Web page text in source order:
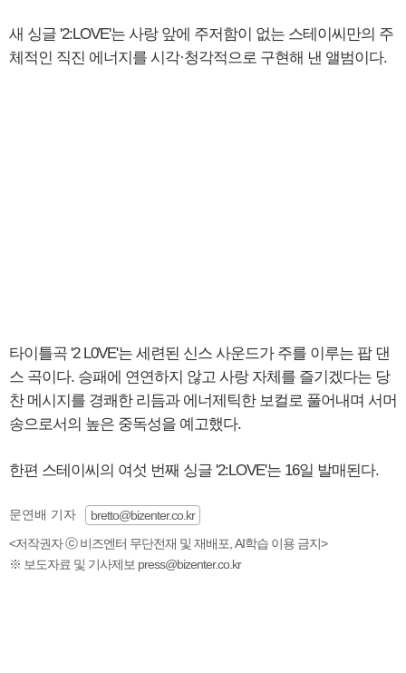
새 싱글 '2:LOVE'는 사랑 앞에 주저함이 없는 스테이씨만의 주
체적인 직진 에너지를 시각·청각적으로 구현해 낸 앨범이다.
타이틀곡 '2 L0VE'는 세련된 신스 사운드가 주를 이루는 팝 댄
스 곡이다. 승패에 연연하지 않고 사랑 자체를 즐기겠다는 당
찬 메시지를 경쾌한 리듬과 에너제틱한 보컬로 풀어내며 서머
송으로서의 높은 중독성을 예고했다.
한편 스테이씨의 여섯 번째 싱글 '2:LOVE'는 16일 발매된다.
문연배 기자
bretto@bizenter.co.kr
<저작권자 ⓒ 비즈엔터 무단전재 및 재배포, AI학습 이용 금지>
※ 보도자료 및 기사제보 press@bizenter.co.kr